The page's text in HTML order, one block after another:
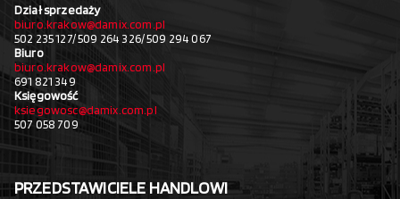
Dział sprzedaży
biuro.krakow@damix.com.pl
502 235 127/ 509 264 326/ 509 294 067
Biuro
biuro.krakow@damix.com.pl
691 821 349
Księgowość
ksiegowosc@damix.com.pl
507 058 709
PRZEDSTAWICIELE HANDLOWI